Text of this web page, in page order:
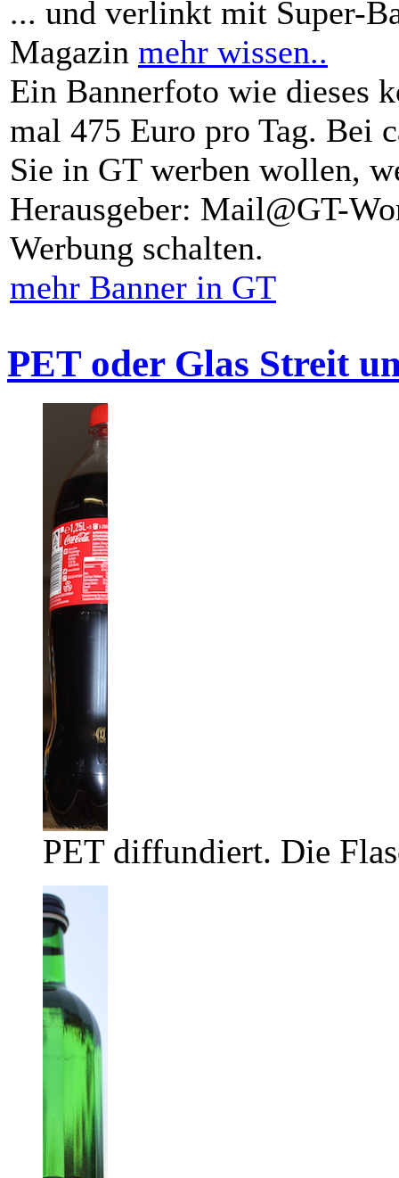
... und verlinkt mit Super-
Magazin mehr wissen..
Ein Bannerfoto wie dieses
mal 475 Euro pro Tag. Bei
Sie in GT werben wollen,
Herausgeber: Mail@GT-
Werbung schalten.
mehr Banner in GT
PET oder Glas Streit
PET diffundiert. Die